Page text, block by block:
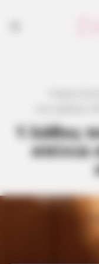
1 λάθος
σπίτια